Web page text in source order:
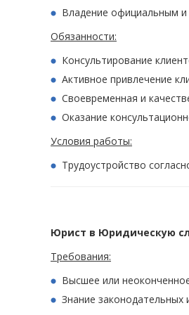
Владение официальным и
Обязанности:
Консультирование
Активное привлечение
Своевременная и
Оказание
Условия работы:
Трудоустройство
Юрист в Юридическую
Требования:
Высшее или
Знание